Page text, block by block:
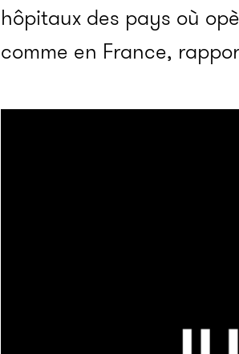
hôpitaux des pays où
comme en France,